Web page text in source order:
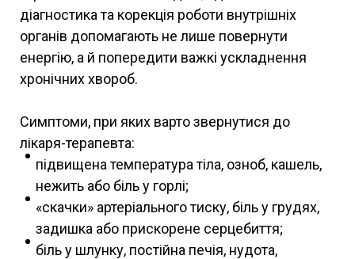
діагностика та корекція роботи внутрішніх
органів допомагають не лише повернути
енергію, а й попередити важкі ускладнення
хронічних хвороб.
Симптоми, при яких варто звернутися до
лікаря-терапевта:
підвищена температура тіла, озноб, кашель,
нежить або біль у горлі;
«скачки» артеріального тиску, біль у грудях,
задишка або прискорене серцебиття;
біль у шлунку, постійна печія, нудота,